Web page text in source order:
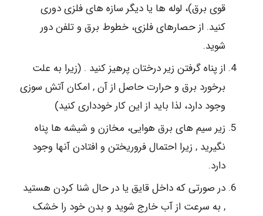
قوی برق)، لوله ها یا دیگر سازه های فلزی دوری
کنید. از حصارهای فلزی، خطوط برق و تلفن دور
شوید.
از پناه گرفتن زیر درختان پرهیز کنید . (زیرا به علت
برخورد برق و حرارت حاصل از آن , امکان آتش سوزی
وجود دارد، لذا باید از این کار خودداری کنید)
زیر سیم های برق هوایی، مخازن و شیشه ها پناه
نگیرید , زیرا احتمال فروریختن و افتادن آنها وجود
دارد.
در صورتی که داخل قایق یا در حال شنا کردن هستید
, به سرعت از آب خارج شوید و بدن خود را خشک